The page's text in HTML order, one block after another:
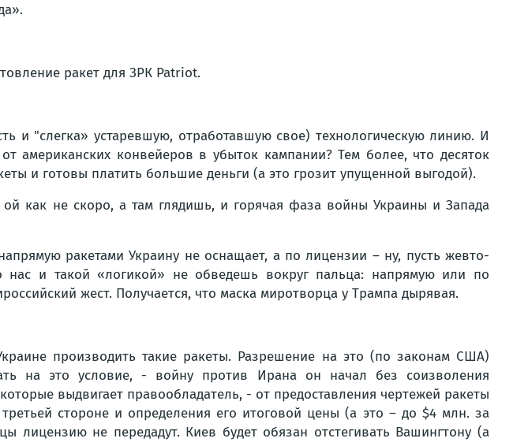
ракет для ЗРК Patriot.
и "слегка» устаревшую, отработавшую свое) технологическую линию. И
американских конвейеров в убыток кампании? Тем более, что десяток
и готовы платить большие деньги (а это грозит упущенной выгодой).
как не скоро, а там глядишь, и горячая фаза войны Украины и Запада
ракетами Украину не оснащает, а по лицензии – ну, пусть жевто-
нас и такой «логикой» не обведешь вокруг пальца: напрямую или по
жест. Получается, что маска миротворца у Трампа дырявая.
производить такие ракеты. Разрешение на это (по законам США)
на это условие, - войну против Ирана он начал без соизволения
выдвигает правообладатель, - от предоставления чертежей ракеты
стороне и определения его итоговой цены (а это – до $4 млн. за
лицензию не передадут. Киев будет обязан отстегивать Вашингтону (а